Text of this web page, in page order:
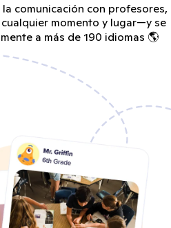
comunicación con profesores,
momento y lugar—y se
a más de 190 idiomas 🌎